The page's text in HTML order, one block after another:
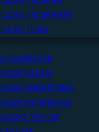
TROMPETA
TUBA
CLARINETE
SAXO ALTO
SAXO BARÍTONO
SAXO SOPRANO
SAXO TENOR